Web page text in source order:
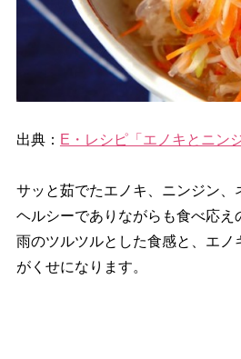
出典： E・レシピ「エノキとニン
サッと茹でたエノキ、ニンジン、
ヘルシーでありながらも食べ応え
雨のツルツルとした食感と、エノ
がくせになります。